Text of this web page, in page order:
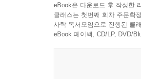
1절. 전기·전자·기계·화학
2절. 장비별 핵심 기초와
3절. 자격증보다 강한 현장
eBook은 다운로드 후 작성한
클래스는 첫번째 회차 주문확
사락 독서모임으로 진행된 클
eBook 페이백, CD/LP, DVD/